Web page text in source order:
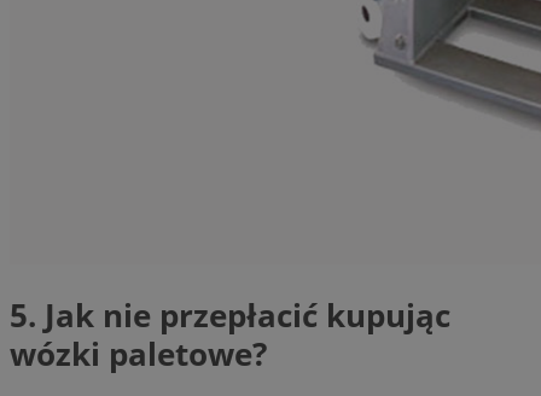
5. Jak nie przepłacić kupując
wózki paletowe?